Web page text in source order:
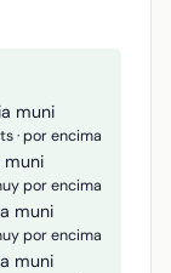
muni
· por encima
muni
por encima
muni
por encima
muni